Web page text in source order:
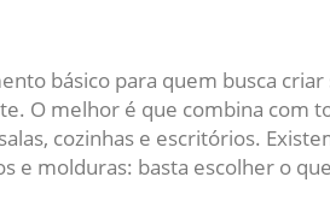
básico para quem busca
O melhor é que combina com
cozinhas e escritórios.
e molduras: basta escolher o